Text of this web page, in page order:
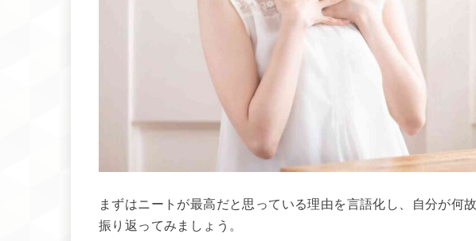
まずはニートが最高だと思っている理由を言語化し、自分が何
振り返ってみましょう。